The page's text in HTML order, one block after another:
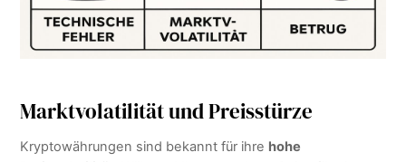
Marktvolatilität und Preisstürze
Kryptowährungen sind bekannt für ihre hohe